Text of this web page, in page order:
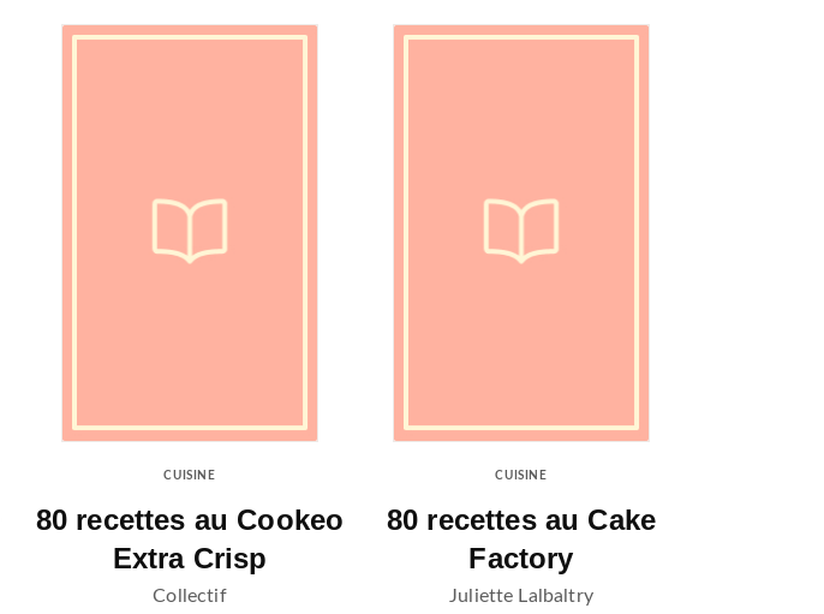
CUISINE
80 recettes au Cookeo
Extra Crisp
Collectif
CUISINE
80 recettes au Cake
Factory
Juliette Lalbaltry